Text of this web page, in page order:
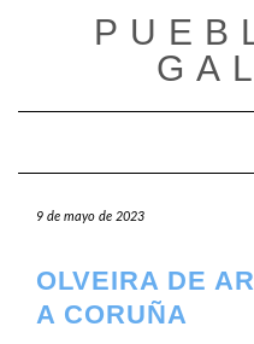
9 de mayo de 2023
OLVEIRA DE
A CORUÑA